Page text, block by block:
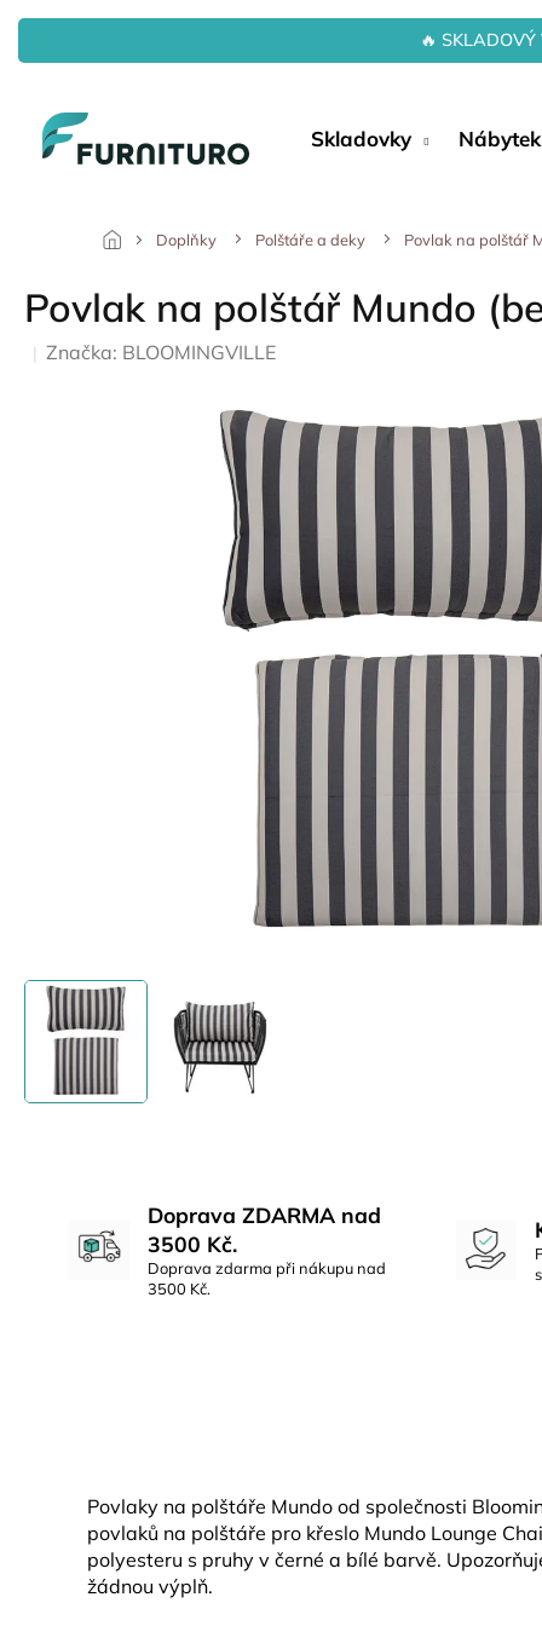
Přejít
obsah
🔥
Skladovky Nábytek
Doplňky Polštáře a deky Povlak na polštář
Povlak na polštář Mundo
Značka: BLOOMINGVILLE
Doprava ZDARMA nad
3500 Kč.
Doprava zdarma při nákupu nad
3500 Kč.
Povlaky na polštáře Mundo od společnosti
povlaků na polštáře pro křeslo Mundo Lounge
polyesteru s pruhy v černé a bílé barvě.
žádnou výplň.